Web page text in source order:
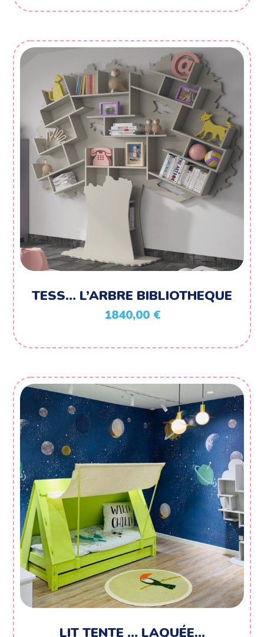
prix :
à
1080,00 €
TESS… L’ARBRE BIBLIOTHEQUE
1840,00 €
LIT TENTE … LAQUÉE…